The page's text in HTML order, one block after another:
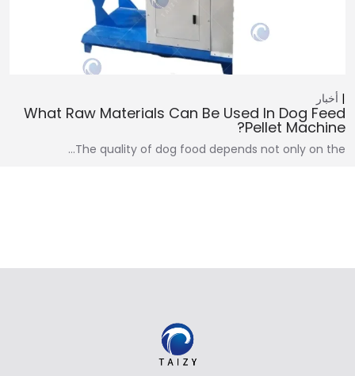
أخبار
What Raw Materials Can Be Used In Dog Feed
Pellet Machine?
The quality of dog food depends not only on the…